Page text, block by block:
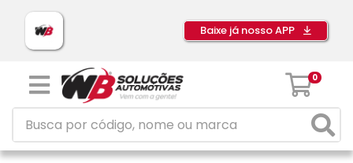
Baixe já nosso APP
0